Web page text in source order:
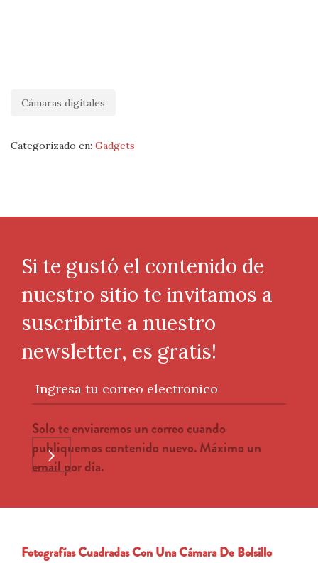
Cámaras digitales
Categorizado en: Gadgets
Si te gustó el contenido de
nuestro sitio te invitamos a
suscribirte a nuestro
newsletter, es gratis!
Ingresa tu correo electronico
Solo te enviaremos un correo cuando
publiquemos contenido nuevo. Máximo un
email por día.
›
Fotografías Cuadradas Con Una Cámara De Bolsillo